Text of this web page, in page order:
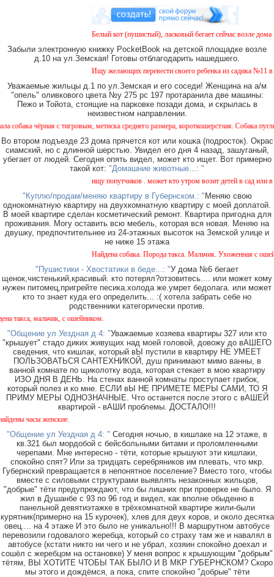
Белый кот (пушистый), ласковый бегает сейчас возле дома
Забыли электронную книжку PocketBook на детской площадке возле
д.10 на ул.Земская! Готовы отблагодарить нашедшего.
Ищу желающих перевести своего ребенка из садика №11 в
Уважаемые жильцы д.1 по ул.Земская и его соседи! Женщина на а/м
"опель" оливкового цвета №у 275 рс 197 протаранила две машины:
Пежо и Тойота, стоящие на парковке позади дома, и скрылась в
неизвестном направлении.
с тигровым, метиска среднего размера, короткошерстная. Собака пугливая,
Во втором подъезде 23 дома прячется кот или кошка (подросток). Окрас
сиамский, но с длинной шерстью. Увидел его дня 4 назад, зашуганый,
убегает от людей. Сегодня опять видел, может кто ищет. Вот примерно
такой кот: "Домашние животные...: "
ищу попутчиков . может кто утром возит детей в сад или в
"Куплю/продам/меняю квартиру в Губернском.: " Меняю свою
однокомнатную квартиру на двухкомнатную квартиру с моей доплатой.
В моей квартире сделан косметический ремонт. Квартира пригодна для
проживания. Могу оставить всю мебель, которая вся новая. Меняю на
двушку, предпочтительнее из 24-этажных высоток на Земской улице и
не ниже 15 этажа
Найдена собака. Порода такса. Мальчик. Ухоженная с
"Пушистики - Хвостатики в беде...: "У дома №6 бегает
щенок,чистенький,красивый. кто потерял?отзовитесь.... или может кому
нужен питомец,пригрейте песика.холода же.умрет бедолага. или может
кто то знает куда его определить... :( хотела забрать себе но
родственники категорически против.
мальчик, с ошейником.
"Общение ул Уездная д 4: "Уважаемые хозяева квартиры 327 или кто
"крышует" стадо диких живущих над моей головой, довожу до вАШЕГО
сведения, что кишлак, который вЫ пустили в квартиру НЕ УМЕЕТ
ПОЛЬЗОВАТЬСЯ САНТЕХНИКОЙ, душ принимают мимо ванны, в
ванной комнате по щиколотку вода, которая стекает в мою квартиру
ИЗО ДНЯ В ДЕНЬ. На стенах ванной комнаты проступает грибок,
который полез и ко мне. ЕСЛИ вЫ НЕ ПРИМЕТЕ МЕРЫ САМИ, ТО Я
ПРИМУ МЕРЫ ОДНОЗНАЧНЫЕ. Что останется после этого с вАШЕЙ
квартирой - вАШИ проблемы. ДОСТАЛО!!!
часы женские.
"Общение ул Уездная д 4: " Сегодня ночью, в кишлаке на 12 этаже, в
кв.321 был мордобой с бейсбольными битами и проломленными
черепами. Мне интересно - тёти, которые крышуют эти кишлаки,
спокойно спят? Или за тридцать серебряников им плевать, что мкр.
Губернский превращается в непонятное поселение? Вместо того, чтобы
вместе с силовыми структурами выявлять незаконных жильцов,
"добрые" тёти предупреждают, что бы лишних при проверке не было. Я
жил в Душанбе с 93 по 96 год и видел, как вполне обыденно в
панельной девятиэтажке в трёхкомнатной квартире жили-были
курятник(примерно на 15 курочек), хлев для двух коров, и около десятка
овец.... на 4 этаже И это было не уникально!!! В маршрутном автобусе
перевозили годовалого жеребца, который со страху там же и навалял в
автобусе (кстати никто ни чего и не убрал, хозяин спокойно доехал и
сошёл с жеребцом на остановке) У меня вопрос к крышующим "добрым"
тётям, ВЫ ХОТИТЕ ЧТОБЫ ТАК БЫЛО И В МКР ГУБЕРНСКОМ? Скоро
мы этого и дождёмся, а пока, спите спокойно "добрые" тёти